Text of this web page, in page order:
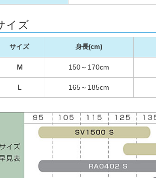
イズ
サイズ 身長(cm)
Ｍ 150～170cm
Ｌ 165～185cm